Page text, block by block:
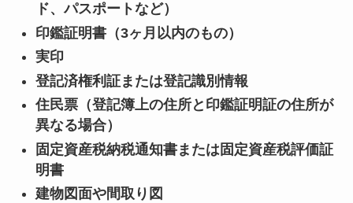
ド、パスポートなど）
印鑑証明書（3ヶ月以内のもの）
実印
登記済権利証または登記識別情報
住民票（登記簿上の住所と印鑑証明証の住所が
異なる場合）
固定資産税納税通知書または固定資産税評価証
明書
建物図面や間取り図